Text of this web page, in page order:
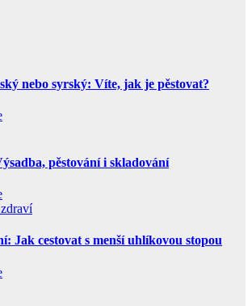
nebo syrský: Víte, jak je pěstovat?
pěstování i skladování
Jak cestovat s menší uhlíkovou stopou